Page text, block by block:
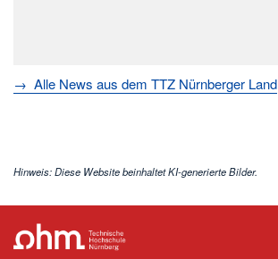
→ Alle News aus dem TTZ Nürnberger Land
Hinweis: Diese Website beinhaltet KI-generierte Bilder.